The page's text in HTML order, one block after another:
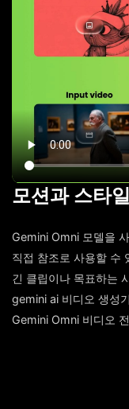
모션과 스타
Gemini Omni 모델을
직접 참조로 사용할 수
긴 클립이나 목표하는
gemini ai 비디오 생성
Gemini Omni 비디오